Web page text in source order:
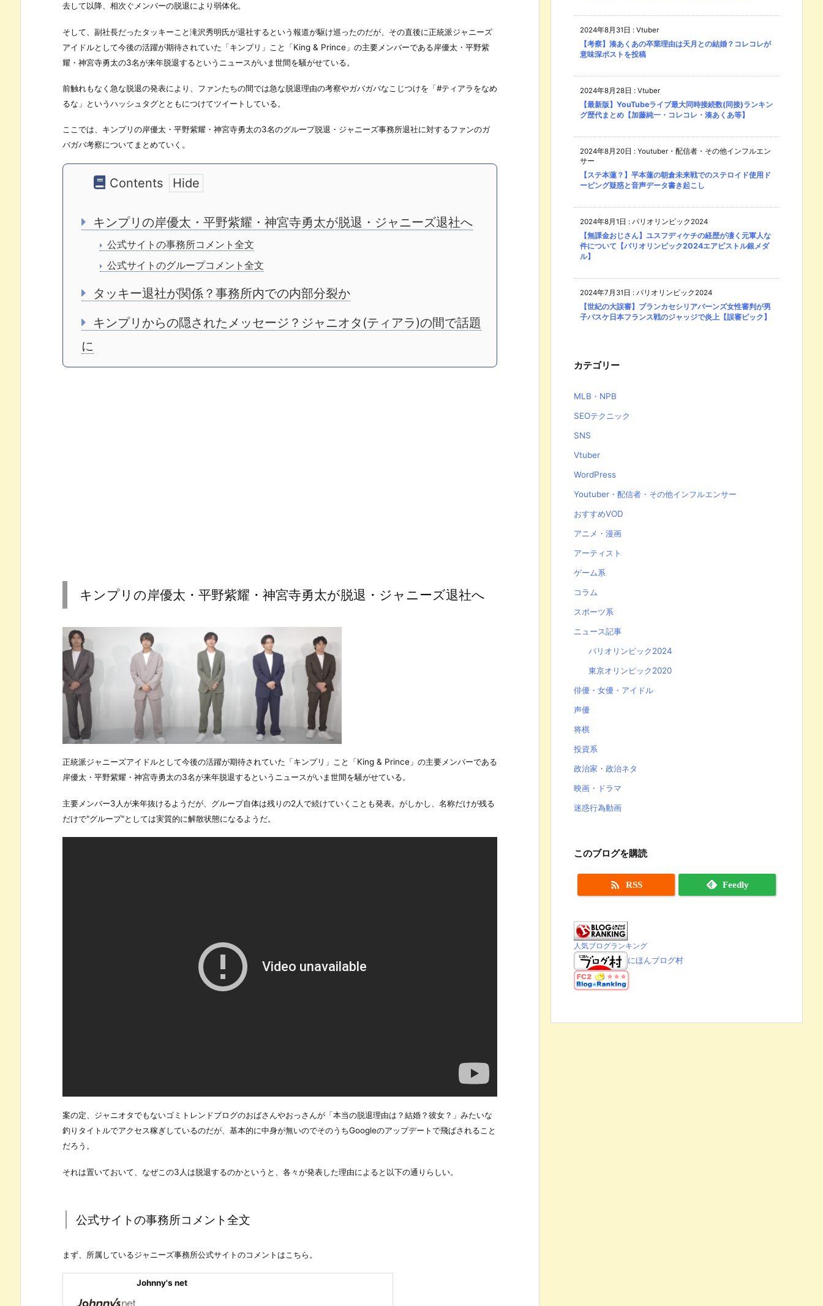
去して以降、相次ぐメンバーの脱退により弱体化。
そして、副社長だったタッキーこと滝沢秀明氏が退社するという報道が駆け巡ったのだが、その直後に正統派ジャニーズ
アイドルとして今後の活躍が期待されていた「キンプリ」こと「King & Prince」の主要メンバーである岸優太・平野紫
耀・神宮寺勇太の3名が来年脱退するというニュースがいま世間を騒がせている。
前触れもなく急な脱退の発表により、ファンたちの間では急な脱退理由の考察やガバガバなこじつけを「#ティアラをなめ
るな」というハッシュタグとともにつけてツイートしている。
ここでは、キンプリの岸優太・平野紫耀・神宮寺勇太の3名のグループ脱退・ジャニーズ事務所退社に対するファンのガ
バガバ考察についてまとめていく。
Contents
キンプリの岸優太・平野紫耀・神宮寺勇太が脱退・ジャニーズ退社へ
公式サイトの事務所コメント全文
公式サイトのグループコメント全文
タッキー退社が関係？事務所内での内部分裂か
キンプリからの隠されたメッセージ？ジャニオタ(ティアラ)の間で話題
に
キンプリの岸優太・平野紫耀・神宮寺勇太が脱退・ジャニーズ退社へ
正統派ジャニーズアイドルとして今後の活躍が期待されていた「キンプリ」こと「King & Prince」の主要メンバーである
岸優太・平野紫耀・神宮寺勇太の3名が来年脱退するというニュースがいま世間を騒がせている。
主要メンバー3人が来年抜けるようだが、グループ自体は残りの2人で続けていくことも発表。がしかし、名称だけが残る
だけで"グループ"としては実質的に解散状態になるようだ。
案の定、ジャニオタでもないゴミトレンドブログのおばさんやおっさんが「本当の脱退理由は？結婚？彼女？」みたいな
釣りタイトルでアクセス稼ぎしているのだが、基本的に中身が無いのでそのうちGoogleのアップデートで飛ばされること
だろう。
それは置いておいて、なぜこの3人は脱退するのかというと、各々が発表した理由によると以下の通りらしい。
公式サイトの事務所コメント全文
まず、所属しているジャニーズ事務所公式サイトのコメントはこちら。
Johnny's net
2024年8月31日 : Vtuber
【考察】湊あくあの卒業理由は天月との結婚？コレコレが
意味深ポストを投稿
2024年8月28日 : Vtuber
【最新版】YouTubeライブ最大同時接続数(同接)ランキン
グ歴代まとめ【加藤純一・コレコレ・湊あくあ等】
2024年8月20日 : Youtuber・配信者・その他インフルエン
サー
【ステ本蓮？】平本蓮の朝倉未来戦でのステロイド使用ド
ーピング疑惑と音声データ書き起こし
2024年8月1日 : パリオリンピック2024
【無課金おじさん】ユスフディケチの経歴が凄く元軍人な
件について【パリオリンピック2024エアピストル銀メダ
ル】
2024年7月31日 : パリオリンピック2024
【世紀の大誤審】ブランカセシリアバーンズ女性審判が男
子バスケ日本フランス戦のジャッジで炎上【誤審ピック】
カテゴリー
MLB・NPB
SEOテクニック
SNS
Vtuber
WordPress
Youtuber・配信者・その他インフルエンサー
おすすめVOD
アニメ・漫画
アーティスト
ゲーム系
コラム
スポーツ系
ニュース記事
パリオリンピック2024
東京オリンピック2020
俳優・女優・アイドル
声優
将棋
投資系
政治家・政治ネタ
映画・ドラマ
迷惑行為動画
このブログを購読
 RSS Feedly
人気ブログランキング
にほんブログ村